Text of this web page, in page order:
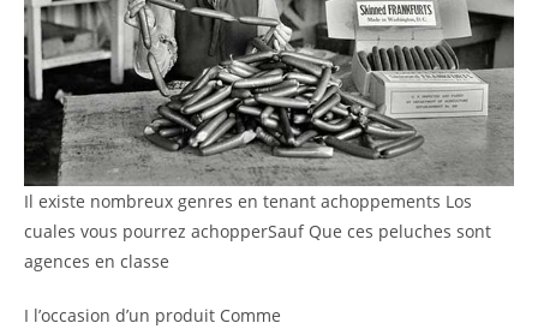
Il existe nombreux genres en tenant achoppements Los
cuales vous pourrez achopperSauf Que ces peluches sont
agences en classe
I l’occasion d’un produit Comme